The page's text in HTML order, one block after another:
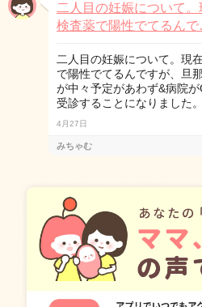
二人目の妊娠について
検査薬で陽性でてるん
二人目の妊娠について。現
で陽性でてるんですが、旦
が中々予定があわず&病院
受診することになりました
4月27日
みちゃむ